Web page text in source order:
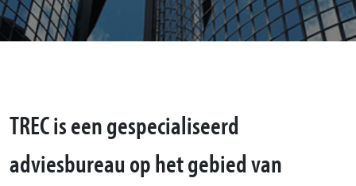
TREC is een gespecialiseerd
adviesbureau op het gebied van